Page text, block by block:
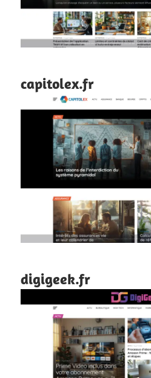
capitolex.fr
digigeek.fr